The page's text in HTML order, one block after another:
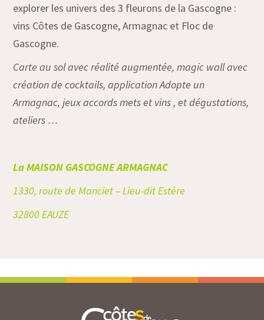
explorer les univers des 3 fleurons de la Gascogne :
vins Côtes de Gascogne, Armagnac et Floc de
Gascogne.
Carte au sol avec réalité augmentée, magic wall avec
création de cocktails, application Adopte un
Armagnac, jeux accords mets et vins , et dégustations,
ateliers …
La MAISON GASCOGNE ARMAGNAC
1330, route de Manciet –Lieu-dit Estère
32800 EAUZE